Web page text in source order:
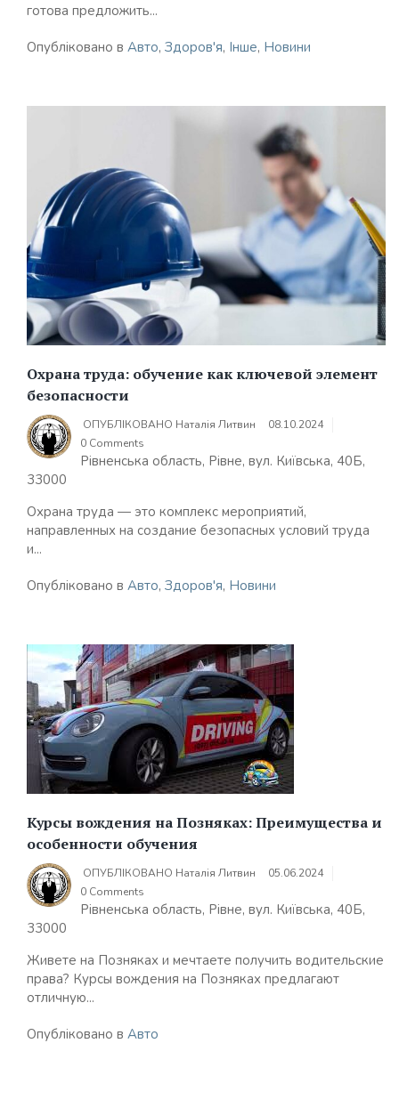
готова предложить...
Опубліковано в Авто, Здоров'я, Інше, Новини
Охрана труда: обучение как ключевой элемент
безопасности
ОПУБЛІКОВАНО Наталія Литвин
08.10.2024
0 Comments
Рівненська область, Рівне, вул. Київська, 40Б,
33000
Охрана труда — это комплекс мероприятий,
направленных на создание безопасных условий труда
и...
Опубліковано в Авто, Здоров'я, Новини
Курсы вождения на Позняках: Преимущества и
особенности обучения
ОПУБЛІКОВАНО Наталія Литвин
05.06.2024
0 Comments
Рівненська область, Рівне, вул. Київська, 40Б,
33000
Живете на Позняках и мечтаете получить водительские
права? Курсы вождения на Позняках предлагают
отличную...
Опубліковано в Авто